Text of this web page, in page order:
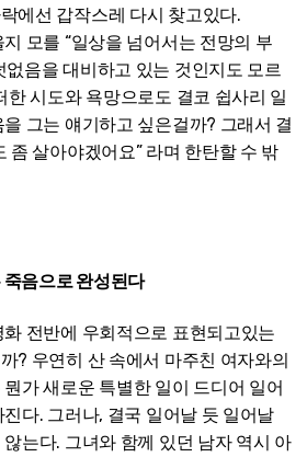
에선 갑작스레 다시 찾고있다.
모를 “일상을 넘어서는 전망의 부
없음을 대비하고 있는 것인지도 모르
한 시도와 욕망으로도 결코 쉽사리 일
그는 얘기하고 싶은걸까? 그래서 결
좀 살아야겠어요” 라며 한탄할 수 밖
음으로 완성된다
전반에 우회적으로 표현되고있는
? 우연히 산 속에서 마주친 여자와의
가 새로운 특별한 일이 드디어 일어
다. 그러나, 결국 일어날 듯 일어날
는다. 그녀와 함께 있던 남자 역시 아